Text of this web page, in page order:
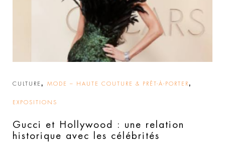
CULTURE , MODE – HAUTE COUTURE & PRÊT-À-PORTER,
EXPOSITIONS
Gucci et Hollywood : une relation
historique avec les célébrités